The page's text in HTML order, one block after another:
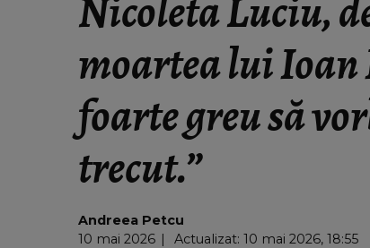
moartea lui Ioan
foarte greu să
trecut.”
Andreea Petcu
10 mai 2026
Actualizat: 10 mai 2026, 18:55